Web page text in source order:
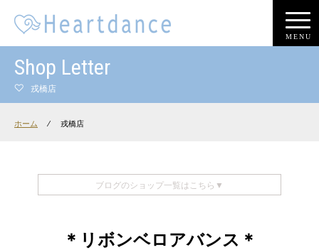
MENU
Shop Letter
戎橋店
ホーム ⁄ 戎橋店
ブログのショップ一覧はこちら▼
＊リボンベロアバンス＊